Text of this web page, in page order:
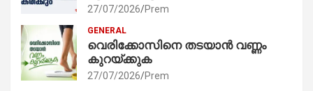
27/07/2026 Prem
GENERAL
വെരിക്കോസിനെ തടയാൻ വണ്ണം
കുറയ്ക്കുക
27/07/2026 Prem